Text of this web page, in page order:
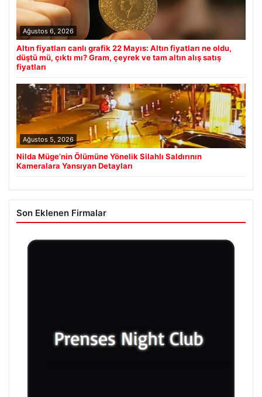
Ağustos 6, 2026
Altın fiyatları canlı grafik 22 Mayıs: Altın fiyatları ne oldu,
düştü mü, çıktı mı? Gram, çeyrek ve tam altın alış satış
fiyatları
Ağustos 5, 2026
Nilda Müge’nin Ölümüne Yönelik Silahlı Saldırının
Kameralara Yansıyan Detayları
Son Eklenen Firmalar